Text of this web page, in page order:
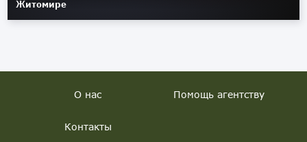
Житомире
О нас Помощь агентству
Контакты